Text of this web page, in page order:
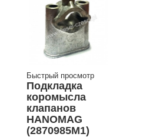
Быстрый просмотр
Подкладка
коромысла
клапанов
HANOMAG
(2870985M1)